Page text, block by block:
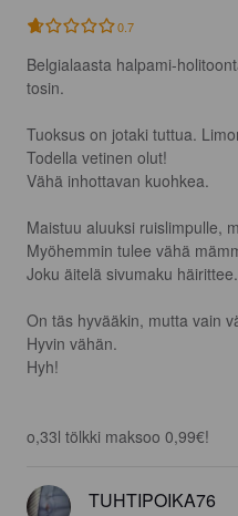
0.7
Belgialaasta halpami-
tosin.
Tuoksus on jotaki tuttua.
Todella vetinen olut!
Vähä inhottavan kuohkea.
Maistuu aluuksi ruislimpulle,
Myöhemmin tulee vähä
Joku äitelä sivumaku
On täs hyvääkin, mutta vain
Hyvin vähän.
Hyh!
o,33l tölkki maksoo 0,99€!
TUHTIPOIKA76